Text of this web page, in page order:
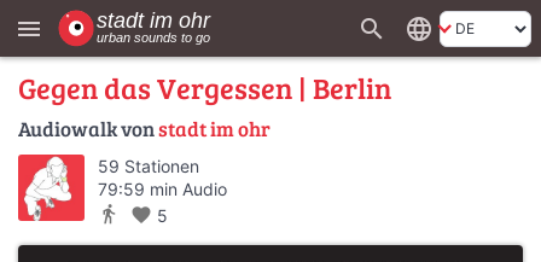
menu search language
Gegen das Vergessen | Berlin
Audiowalk vonstadt im ohr
59 Stationen
79:59 min Audio
directions_walk favorite 5